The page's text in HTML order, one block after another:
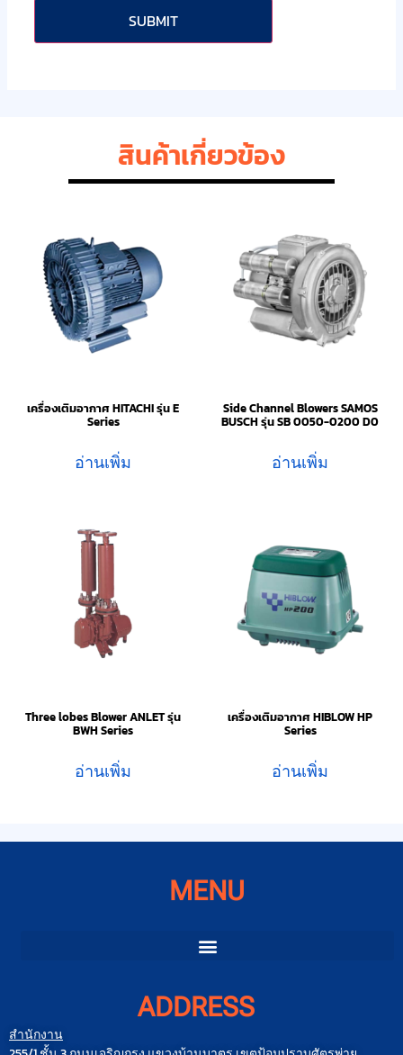
สินค้าเกี่ยวข้อง
เครื่องเติมอากาศ HITACHI รุ่น E
Series
อ่านเพิ่ม
Side Channel Blowers SAMOS
BUSCH รุ่น SB 0050-0200 D0
อ่านเพิ่ม
Three lobes Blower ANLET รุ่น
BWH Series
อ่านเพิ่ม
เครื่องเติมอากาศ HIBLOW HP
Series
อ่านเพิ่ม
MENU
ADDRESS
สำนักงาน